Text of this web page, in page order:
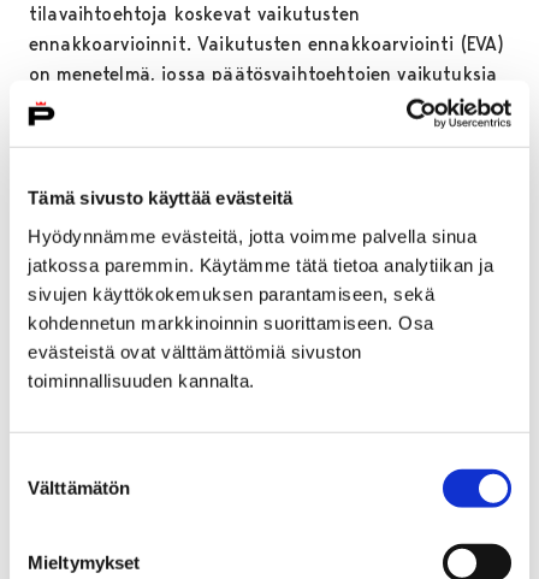
Tämä sivusto käyttää evästeitä
Hyödynnämme evästeitä, jotta voimme palvella sinua
jatkossa paremmin. Käytämme tätä tietoa analytiikan ja
sivujen käyttökokemuksen parantamiseen, sekä
kohdennetun markkinoinnin suorittamiseen. Osa
evästeistä ovat välttämättömiä sivuston
toiminnallisuuden kannalta.
valinta
Välttämätön
Mieltymykset
tilavaihtoehtoja koskevat vaikutusten
ennakkoarvioinnit. Vaikutusten ennakkoarviointi (EVA)
on menetelmä, jossa päätösvaihtoehtojen vaikutuksia
arvioidaan etukäteen eri näkökulmista. Arvioinnissa
tarkastellaan esimerkiksi vaikutuksia asukkaisiin,
talouteen, toimintaan ja henkilöstöön, ja vertaillaan
samalla eri vaihtoehtojen lyhyen ja pitkän aikavälin
vaikutuksia.
Kaupunginhallitus pyytää lautakunnilta ja kaupungin
vaikuttamistoimielimiltä lausunnot tilaratkaisujen
toteutettavuudesta sekä esitettyjen vaihtoehtojen
toteuttamisjärjestyksestä. Lausuntoja pyydetään
ennakkoarviointeihin. Lausuntojen tavoitteena on
vaihtoehtojen keskeiset vaikutukset tunnistetaan ja